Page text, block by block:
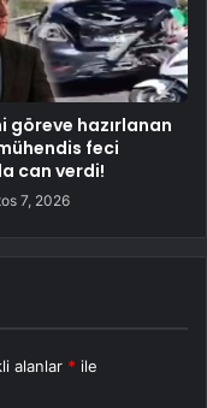
göreve hazırlanan
feci
can verdi!
7, 2026
alanlar * ile